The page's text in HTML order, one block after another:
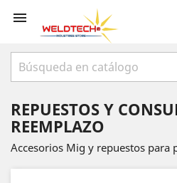

REPUESTOS Y
REEMPLAZO
Accesorios Mig y repuestos para